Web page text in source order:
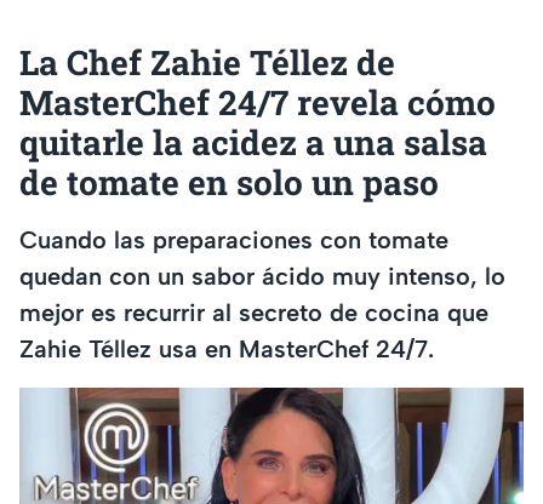
La Chef Zahie Téllez de
MasterChef 24/7 revela cómo
quitarle la acidez a una salsa
de tomate en solo un paso
Cuando las preparaciones con tomate
quedan con un sabor ácido muy intenso, lo
mejor es recurrir al secreto de cocina que
Zahie Téllez usa en MasterChef 24/7.